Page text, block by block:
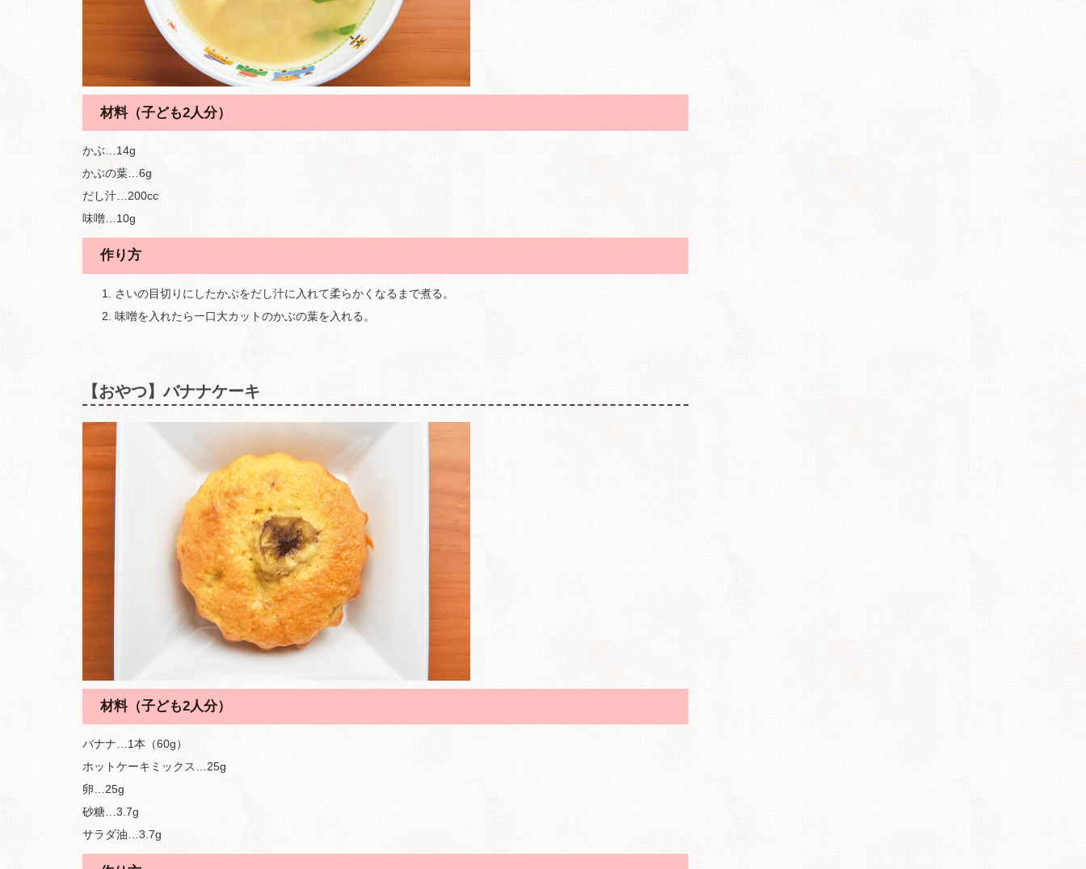
材料（子ども2人分）
かぶ…14g
かぶの葉…6g
だし汁…200cc
味噌…10g
作り方
さいの目切りにしたかぶをだし汁に入れて柔らかくなるまで煮る。
味噌を入れたら一口大カットのかぶの葉を入れる。
【おやつ】バナナケーキ
材料（子ども2人分）
バナナ…1本（60g）
ホットケーキミックス…25g
卵…25g
砂糖…3.7g
サラダ油…3.7g